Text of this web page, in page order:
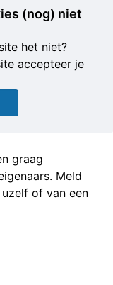
(nog) niet
het niet?
accepteer je
graag
Meld
of van een